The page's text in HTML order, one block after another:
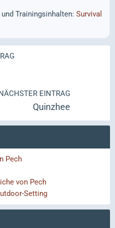
Trainingsinhalten: Survival
EINTRAG
Quinzhee
Pech
von Pech
Setting